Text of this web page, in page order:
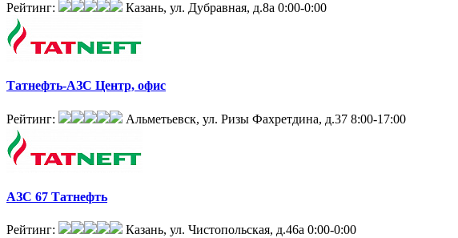
Рейтинг: Казань, ул. Дубравная, д.8а 0:00-0:00
Татнефть-АЗС Центр, офис
Рейтинг: Альметьевск, ул. Ризы Фахретдина, д.37 8:00-17:00
АЗС 67 Татнефть
Рейтинг: Казань, ул. Чистопольская, д.46а 0:00-0:00